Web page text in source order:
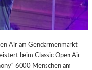
Air am Gendarmenmarkt
beim Classic Open Air
6000 Menschen am